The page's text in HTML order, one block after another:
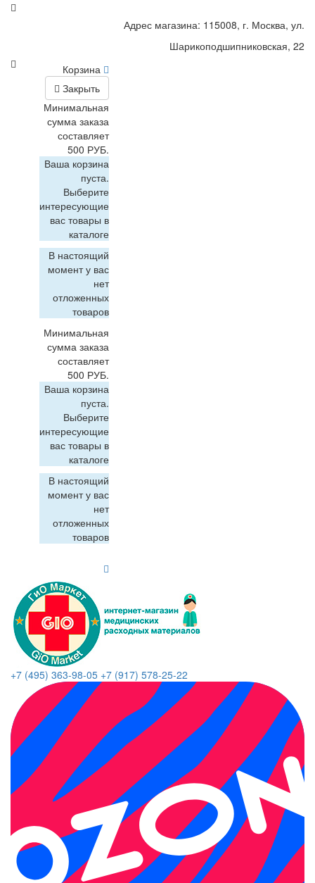
Адрес магазина: 115008, г. Москва, ул.
Шарикоподшипниковская, 22
Корзина
Закрыть
Минимальная
сумма заказа
составляет
500 РУБ.
Ваша корзина
пуста.
Выберите
интересующие
вас товары в
каталоге
В настоящий
момент у вас
нет
отложенных
товаров
Минимальная
сумма заказа
составляет
500 РУБ.
Ваша корзина
пуста.
Выберите
интересующие
вас товары в
каталоге
В настоящий
момент у вас
нет
отложенных
товаров
+7 (495) 363-98-05 +7 (917) 578-25-22